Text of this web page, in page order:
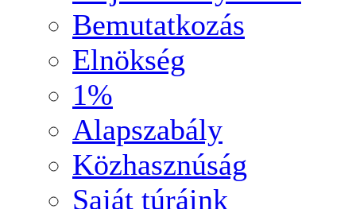
Bemutatkozás
Elnökség
1%
Alapszabály
Közhasznúság
Saját túráink